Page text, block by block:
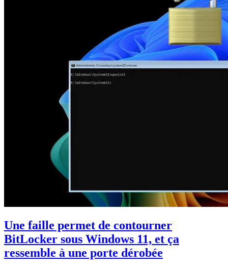
Une faille permet de contourner
BitLocker sous Windows 11, et ça
ressemble à une porte dérobée